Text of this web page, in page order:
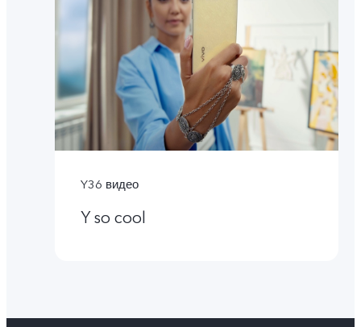
Y36 видео
Y so cool